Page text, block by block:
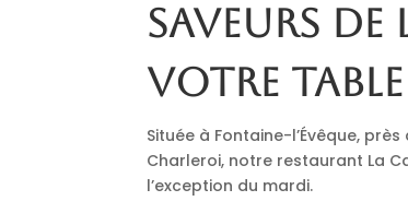
saveurs de
votre table
Située à Fontaine-l’Évêque,
Charleroi, notre restaurant La
l’exception du mardi.